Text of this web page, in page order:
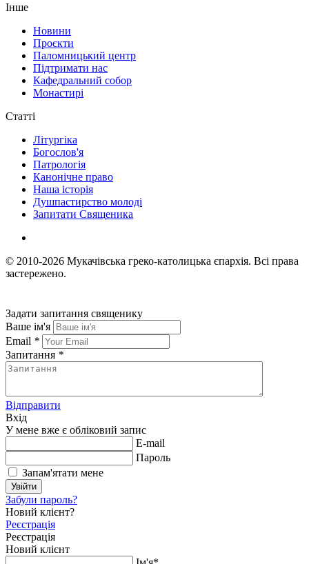
Інше
Новини
Проєкти
Паломницький центр
Підтримати нас
Кафедральний собор
Монастирі
Статті
Літургіка
Богослов'я
Патрологія
Канонічне право
Наша історія
Душпастирство молоді
Запитати Священика
© 2010-2026 Мукачівська греко-католицька єпархія. Всі права
застережено.
Задати запитання священику
Ваше ім'я
Email *
Запитання *
Відправити
Вхід
У мене вже є обліковий запис
E-mail
Пароль
Запам'ятати мене
Увійти
Забули пароль?
Новий клієнт?
Реєстрація
Реєстрація
Новий клієнт